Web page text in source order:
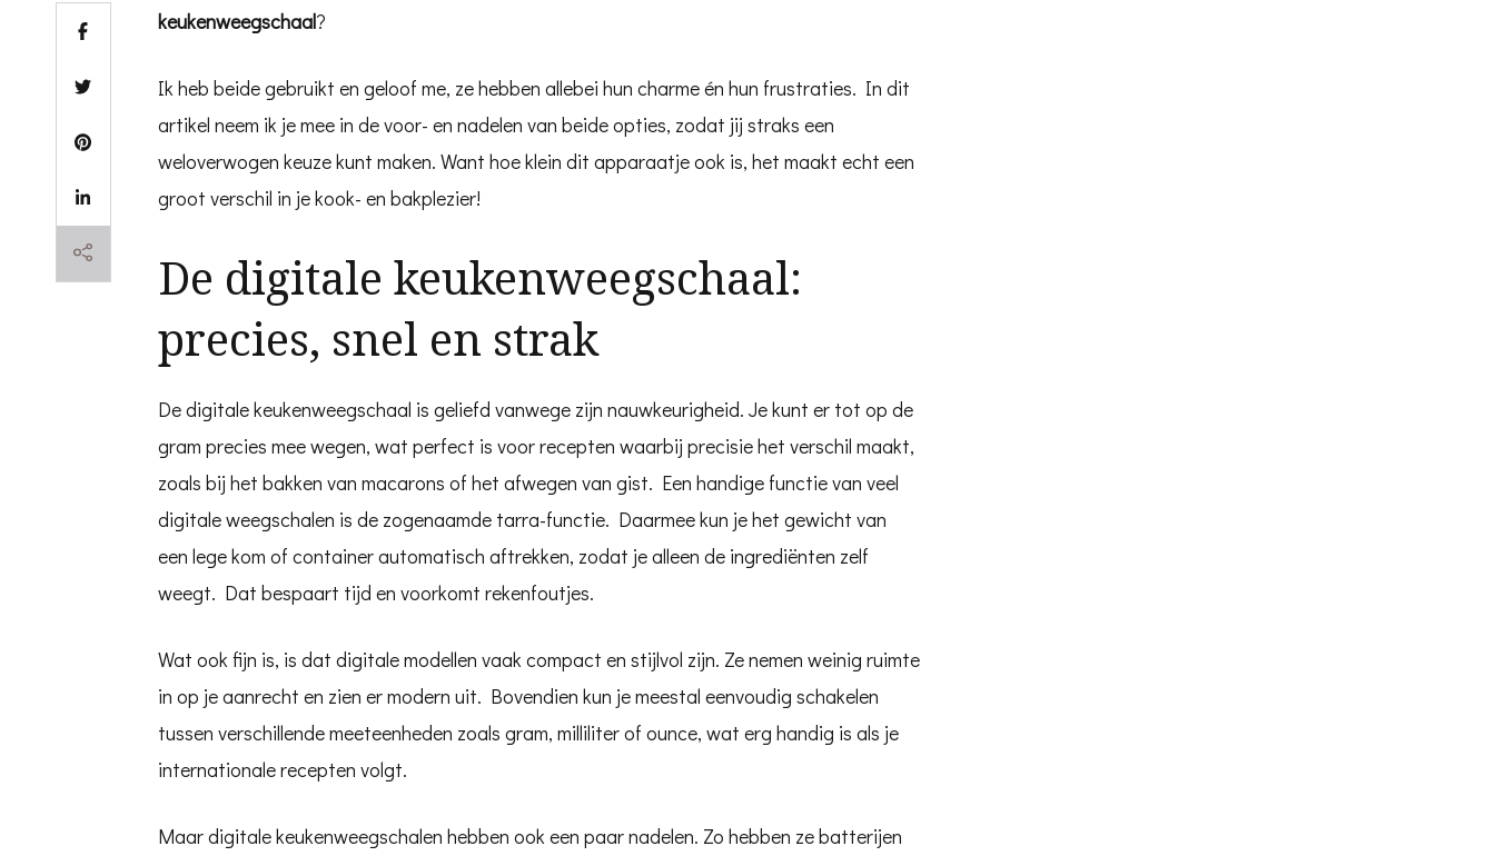
keukenweegschaal?
Ik heb beide gebruikt en geloof me, ze hebben allebei hun charme én hun frustraties. In dit
artikel neem ik je mee in de voor- en nadelen van beide opties, zodat jij straks een
weloverwogen keuze kunt maken. Want hoe klein dit apparaatje ook is, het maakt echt een
groot verschil in je kook- en bakplezier!
De digitale keukenweegschaal:
precies, snel en strak
De digitale keukenweegschaal is geliefd vanwege zijn nauwkeurigheid. Je kunt er tot op de
gram precies mee wegen, wat perfect is voor recepten waarbij precisie het verschil maakt,
zoals bij het bakken van macarons of het afwegen van gist. Een handige functie van veel
digitale weegschalen is de zogenaamde tarra-functie. Daarmee kun je het gewicht van
een lege kom of container automatisch aftrekken, zodat je alleen de ingrediënten zelf
weegt. Dat bespaart tijd en voorkomt rekenfoutjes.
Wat ook fijn is, is dat digitale modellen vaak compact en stijlvol zijn. Ze nemen weinig ruimte
in op je aanrecht en zien er modern uit. Bovendien kun je meestal eenvoudig schakelen
tussen verschillende meeteenheden zoals gram, milliliter of ounce, wat erg handig is als je
internationale recepten volgt.
Maar digitale keukenweegschalen hebben ook een paar nadelen. Zo hebben ze batterijen